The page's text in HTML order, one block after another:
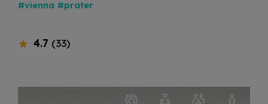
#vienna #prater
4.7 (33)